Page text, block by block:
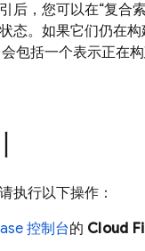
后，您可以在“复合
态。如果它们仍在构
包括一个表示正在
执行以下操作：
控制台的 Cloud